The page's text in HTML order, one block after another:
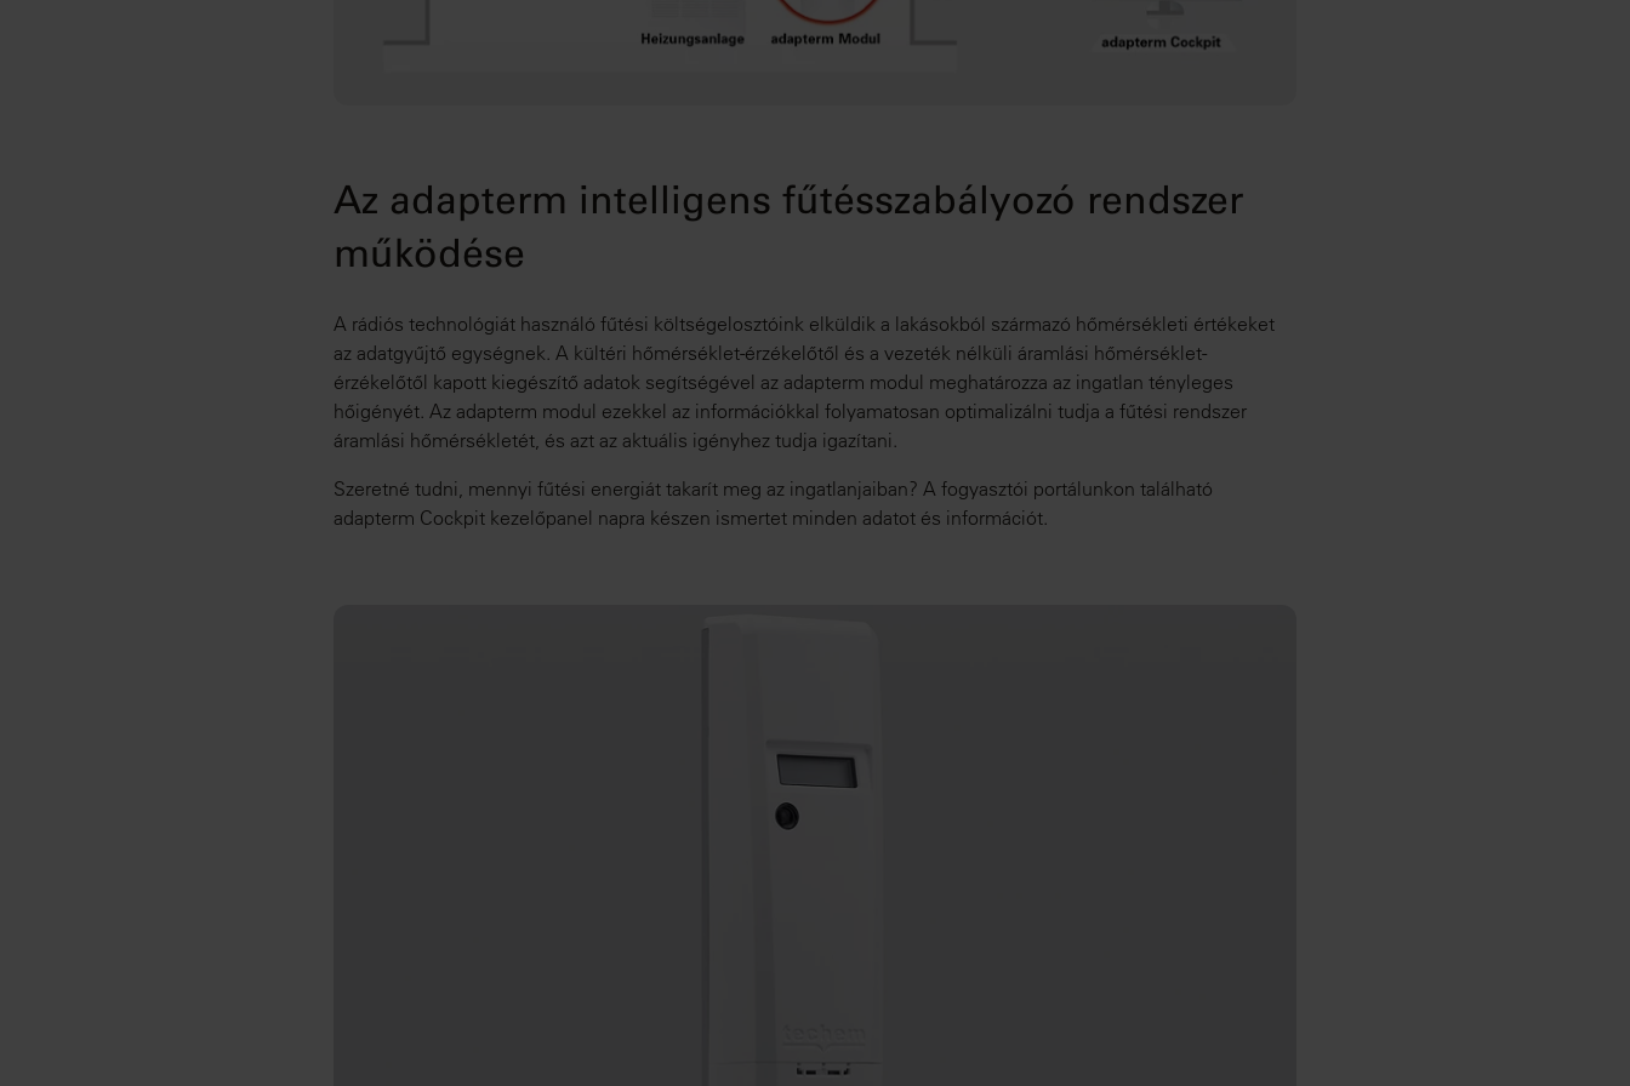
Az adapterm intelligens fűtésszabályozó rendszer
működése
A rádiós technológiát használó fűtési költségelosztóink elküldik a lakásokból származó hőmérsékleti értékeket
az adatgyűjtő egységnek. A kültéri hőmérséklet-érzékelőtől és a vezeték nélküli áramlási hőmérséklet-
érzékelőtől kapott kiegészítő adatok segítségével az adapterm modul meghatározza az ingatlan tényleges
hőigényét. Az adapterm modul ezekkel az információkkal folyamatosan optimalizálni tudja a fűtési rendszer
áramlási hőmérsékletét, és azt az aktuális igényhez tudja igazítani.
Szeretné tudni, mennyi fűtési energiát takarít meg az ingatlanjaiban? A fogyasztói portálunkon található
adapterm Cockpit kezelőpanel napra készen ismertet minden adatot és információt.